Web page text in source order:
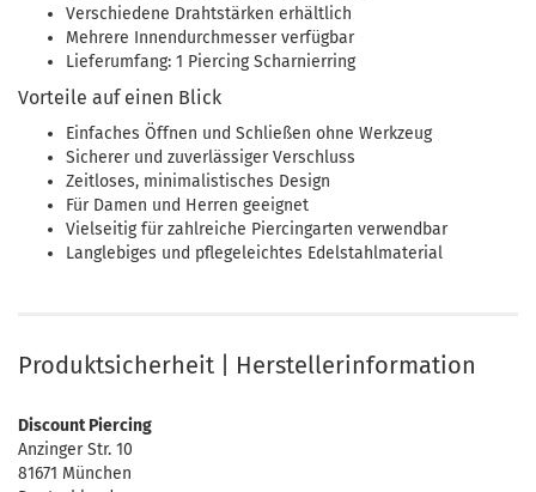
Verschiedene Drahtstärken erhältlich
Mehrere Innendurchmesser verfügbar
Lieferumfang: 1 Piercing Scharnierring
Vorteile auf einen Blick
Einfaches Öffnen und Schließen ohne Werkzeug
Sicherer und zuverlässiger Verschluss
Zeitloses, minimalistisches Design
Für Damen und Herren geeignet
Vielseitig für zahlreiche Piercingarten verwendbar
Langlebiges und pflegeleichtes Edelstahlmaterial
Produktsicherheit | Herstellerinformation
Discount Piercing
Anzinger Str. 10
81671 München